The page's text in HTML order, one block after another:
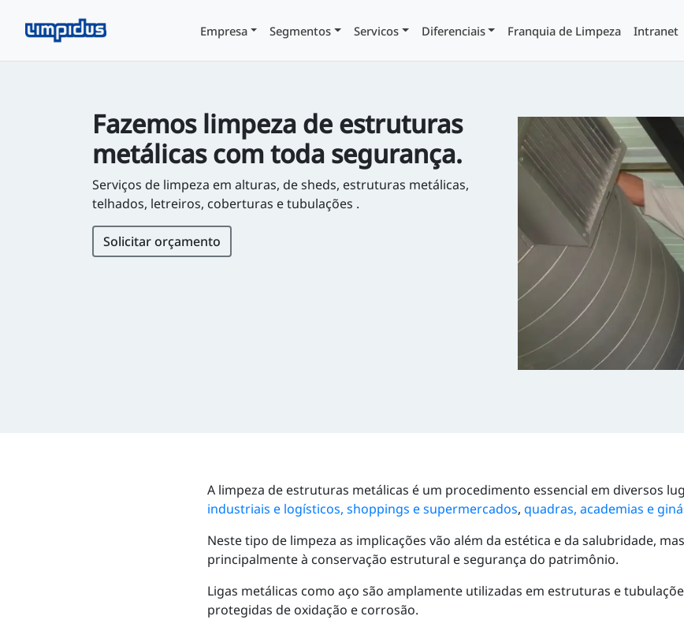
Empresa Segmentos Servicos Diferenciais Franquia de Limpeza Intranet
Fazemos limpeza de estruturas
metálicas com toda segurança.
Serviços de limpeza em alturas, de sheds, estruturas metálicas,
telhados, letreiros, coberturas e tubulações .
Solicitar orçamento
A limpeza de estruturas metálicas é um procedimento essencial em diversos
industriais e logísticos, shoppings e supermercados,quadras, academias e
Neste tipo de limpeza as implicações vão além da estética e da salubridade,
principalmente à conservação estrutural e segurança do patrimônio.
Ligas metálicas como aço são amplamente utilizadas em estruturas e
protegidas de oxidação e corrosão.